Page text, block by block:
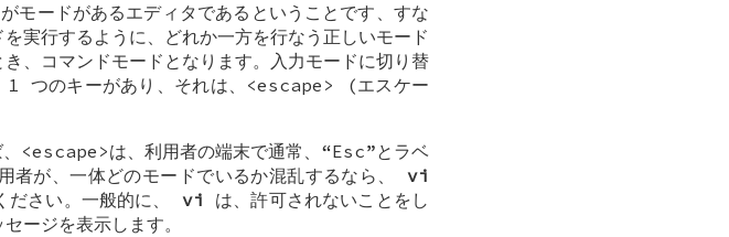
がモードがあるエディタであるということです、すな
実行するように、どれか一方を行なう正しいモード
、コマンドモードとなります。入力モードに切り替
1 つのキーがあり、それは、<escape> (エスケー
<escape>は、利用者の端末で通常、“Esc”とラベ
が、一体どのモードでいるか混乱するなら、 vi
ださい。一般的に、 vi は、許可されないことをし
ージを表示します。